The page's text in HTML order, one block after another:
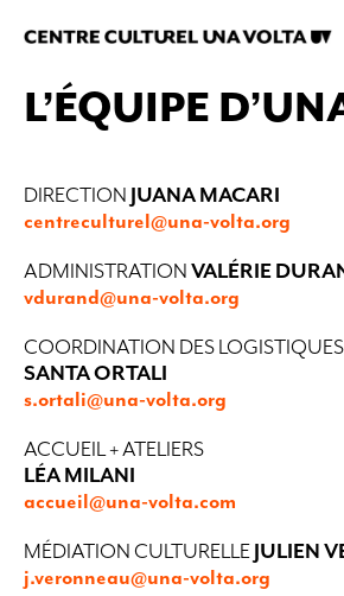
L’ÉQUIPE
DIRECTION JUANA MACARI
centreculturel@una-volta.org
ADMINISTRATION VALÉRIE
vdurand@una-volta.org
COORDINATION DES
SANTA ORTALI
s.ortali@una-volta.org
ACCUEIL + ATELIERS
LÉA MILANI
accueil@una-volta.com
MÉDIATION CULTURELLE JULIEN
j.veronneau@una-volta.org